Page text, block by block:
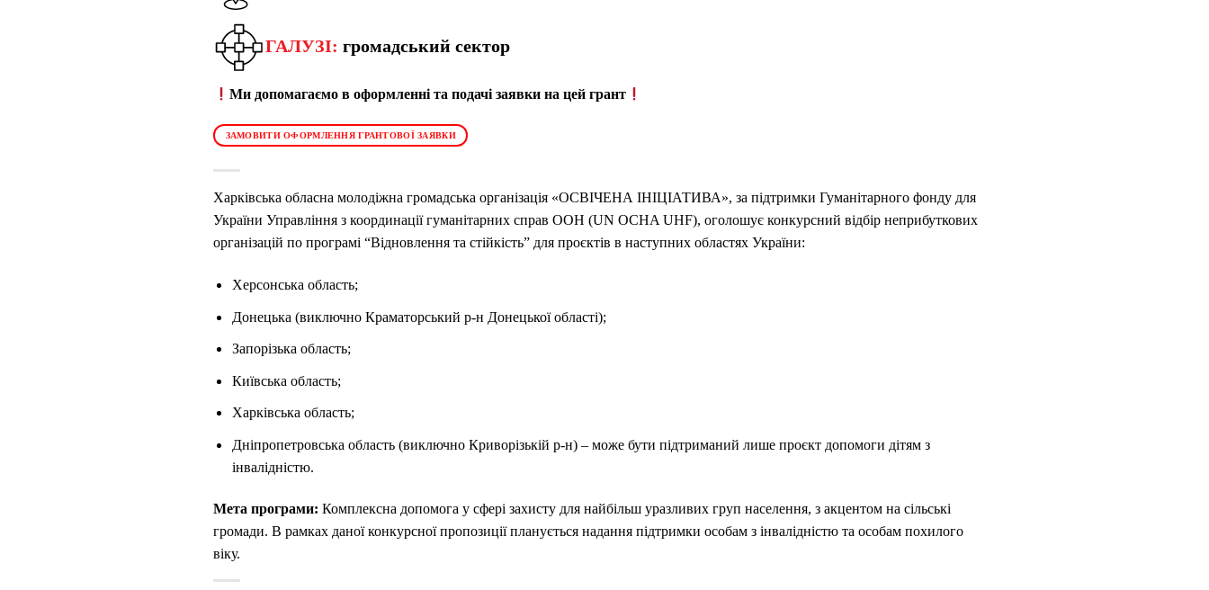
ГАЛУЗІ: громадський сектор
Ми допомагаємо в оформленні та подачі заявки на цей грант
ЗАМОВИТИ ОФОРМЛЕННЯ ГРАНТОВОЇ ЗАЯВКИ
Харківська обласна молодіжна громадська організація «ОСВІЧЕНА ІНІЦІАТИВА», за підтримки Гуманітарного фонду для
України Управління з координації гуманітарних справ ООН (UN OCHA UHF), оголошує конкурсний відбір неприбуткових
організацій по програмі “Відновлення та стійкість” для проєктів в наступних областях України:
Херсонська область;
Донецька (виключно Краматорський р-н Донецької області);
Запорізька область;
Київська область;
Харківська область;
Дніпропетровська область (виключно Криворізькій р-н) – може бути підтриманий лише проєкт допомоги дітям з
інвалідністю.
Мета програми: Комплексна допомога у сфері захисту для найбільш уразливих груп населення, з акцентом на сільські
громади. В рамках даної конкурсної пропозиції планується надання підтримки особам з інвалідністю та особам похилого
віку.